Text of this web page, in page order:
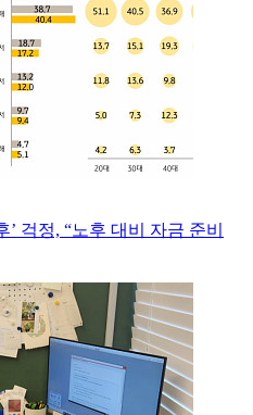
’ 걱정, “노후 대비 자금 준비